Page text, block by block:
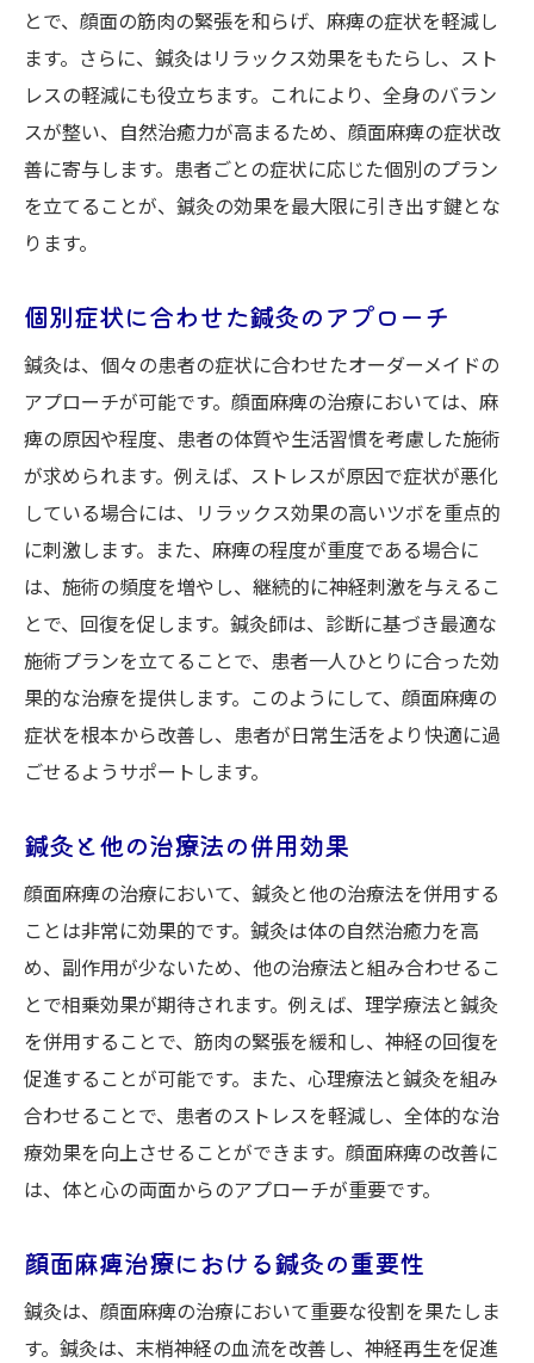
とで、顔面の筋肉の緊張を和らげ、麻痺の症状を軽減し
ます。さらに、鍼灸はリラックス効果をもたらし、スト
レスの軽減にも役立ちます。これにより、全身のバラン
スが整い、自然治癒力が高まるため、顔面麻痺の症状改
善に寄与します。患者ごとの症状に応じた個別のプラン
を立てることが、鍼灸の効果を最大限に引き出す鍵とな
ります。
個別症状に合わせた鍼灸のアプローチ
鍼灸は、個々の患者の症状に合わせたオーダーメイドの
アプローチが可能です。顔面麻痺の治療においては、麻
痺の原因や程度、患者の体質や生活習慣を考慮した施術
が求められます。例えば、ストレスが原因で症状が悪化
している場合には、リラックス効果の高いツボを重点的
に刺激します。また、麻痺の程度が重度である場合に
は、施術の頻度を増やし、継続的に神経刺激を与えるこ
とで、回復を促します。鍼灸師は、診断に基づき最適な
施術プランを立てることで、患者一人ひとりに合った効
果的な治療を提供します。このようにして、顔面麻痺の
症状を根本から改善し、患者が日常生活をより快適に過
ごせるようサポートします。
鍼灸と他の治療法の併用効果
顔面麻痺の治療において、鍼灸と他の治療法を併用する
ことは非常に効果的です。鍼灸は体の自然治癒力を高
め、副作用が少ないため、他の治療法と組み合わせるこ
とで相乗効果が期待されます。例えば、理学療法と鍼灸
を併用することで、筋肉の緊張を緩和し、神経の回復を
促進することが可能です。また、心理療法と鍼灸を組み
合わせることで、患者のストレスを軽減し、全体的な治
療効果を向上させることができます。顔面麻痺の改善に
は、体と心の両面からのアプローチが重要です。
顔面麻痺治療における鍼灸の重要性
鍼灸は、顔面麻痺の治療において重要な役割を果たしま
す。鍼灸は、末梢神経の血流を改善し、神経再生を促進